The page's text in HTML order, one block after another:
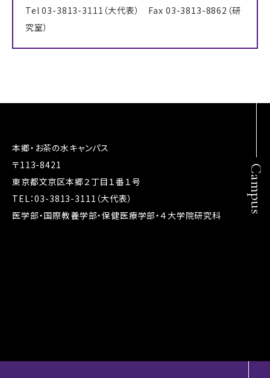
Tel 03-3813-3111（大代表） Fax 03-3813-8862（研
究室）
Campus
本郷・お茶の水キャンパス
〒113-8421
東京都文京区本郷２丁目１番１号
TEL：03-3813-3111（大代表）
医学部・国際教養学部・保健医療学部・４大学院研究科